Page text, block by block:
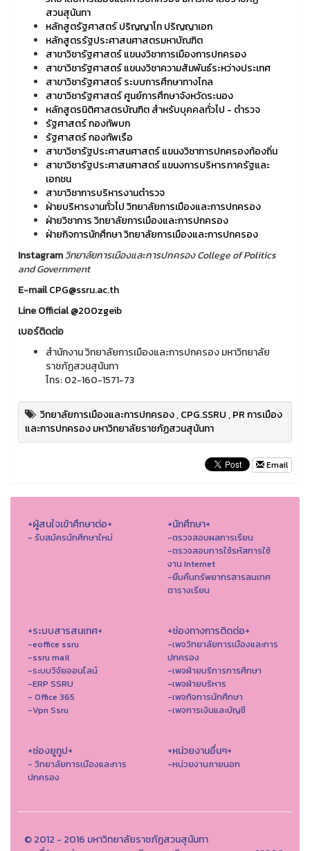
สวนสุนันทา
หลักสูตรัฐศาสตร์ ปริญญาโท ปริญญาเอก
หลักสูตรรัฐประศาสนศาสตรมหาบัณฑิต
สาขาวิชารัฐศาสตร์ แขนงวิชาการเมืองการปกครอง
สาขาวิชารัฐศาสตร์ แขนงวิชาความสัมพันธ์ระหว่างประเทศ
สาขาวิชารัฐศาสตร์ ระบบการศึกษาทางไกล
สาขาวิชารัฐศาสตร์ ศูนย์การศึกษาจังหวัดระนอง
หลักสูตรนิติศาสตรบัณฑิต สำหรับบุคคลทั่วไป - ตำรวจ
รัฐศาสตร์ กองทัพบก
รัฐศาสตร์ กองทัพเรือ
สาขาวิชารัฐประศาสนศาสตร์ แขนงวิชาการปกครองท้องถิ่น
สาขาวิชารัฐประศาสนศาสตร์ แขนงการบริหารภาครัฐและ
เอกชน
สาขาวิชาการบริหารงานตำรวจ
ฝ่ายบริหารงานทั่วไป วิทยาลัยการเมืองและการปกครอง
ฝ่ายวิชาการ วิทยาลัยการเมืองและการปกครอง
ฝ่ายกิจการนักศึกษา วิทยาลัยการเมืองและการปกครอง
Instagramวิทยาลัยการเมืองและการปกครอง College of Politics
and Government
E-mailCPG@ssru.ac.th
Line Official@200zgeib
เบอร์ติดต่อ
สำนักงาน วิทยาลัยการเมืองและการปกครอง มหาวิทยาลัย
ราชภัฏสวนสุนันทา
โทร: 02-160-1571-73
วิทยาลัยการเมืองและการปกครอง,CPG.SSRU,PR การเมือง
และการปกครอง มหาวิทยาลัยราชภัฏสวนสุนันทา
Email
+ผู้สนใจเข้าศึกษาต่อ+
- รับสมัครนักศึกษาใหม่
+นักศึกษา+
-ตรวจสอบผลการเรียน
-ตรวจสอบการใช้รหัสการใช้
งาน Internet
-ยืมคืนทรัพยากรสารสนเทศ
ตารางเรียน
+ระบบสารสนเทศ+
-eoffice ssru
-ssru mail
-ระบบวิจัยออนไลน์
-ERP SSRU
- Office 365
-Vpn Ssru
+ช่องทางการติดต่อ+
-เพจวิทยาลัยการเมืองและการ
ปกครอง
-เพจฝ่ายบริการการศึกษา
-เพจฝ่ายบริหาร
-เพจกิจการนักศึกษา
-เพจการเงินและบัญชี
+ช่องยูทูป+
- วิทยาลัยการเมืองและการ
ปกครอง
+หน่วยงานอื่นๆ+
-หน่วยงานภายนอก
© 2012 - 2016 มหาวิทยาลัยราชภัฏสวนสุนันทา